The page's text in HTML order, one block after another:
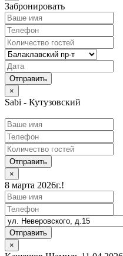
Забронировать
×
Sabi - Кутузовский
Отправить
×
8 марта 2026г.!
Отправить
×